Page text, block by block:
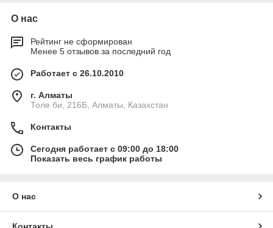
О нас
Рейтинг не сформирован
Менее 5 отзывов за последний год
Работает с 26.10.2010
г. Алматы
Толе би, 216Б, Алматы, Казахстан
Контакты
Сегодня работает с 09:00 до 18:00
Показать весь график работы
О нас